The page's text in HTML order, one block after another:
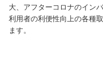
大、アフターコロナのイン
利用者の利便性向上の各種
ます。